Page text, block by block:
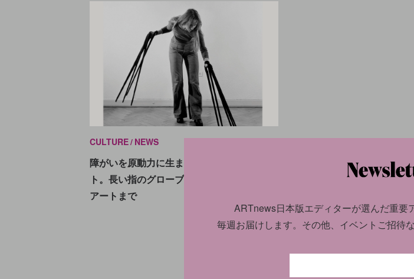
CULTURE NEWS 2022.10.25
障がいを原動力に生まれた5つの歴史的アー
ト。長い指のグローブからホックニーのFAX
アートまで
ARTnews日本版エディターが選んだ重要
毎週お届けします。 その他、イベントご招待